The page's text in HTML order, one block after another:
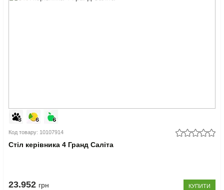
Код товару: 10107914
Стіл керівника 4 Гранд Саліта
23.952 грн КУПИТИ